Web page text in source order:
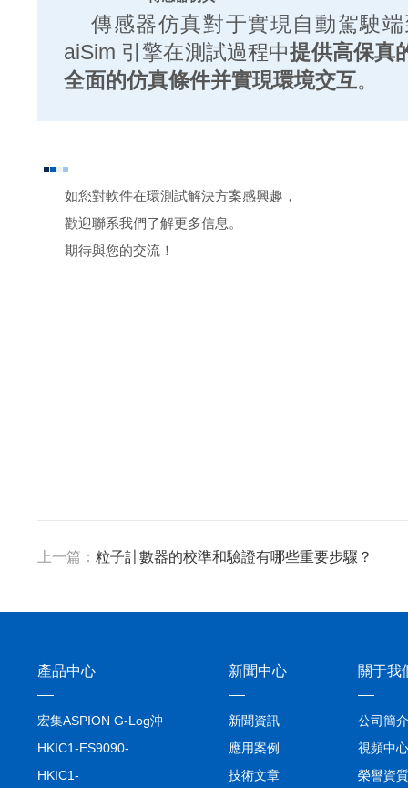
傳感器仿真對于實現自動駕駛
aiSim 引擎在測試過程中提供高保真
全面的仿真條件并實現環境交互。
如您對軟件在環測試解決方案感興趣，
歡迎聯系我們了解更多信息。
期待與您的交流！
上一篇： 粒子計數器的校準和驗證有哪些重要步驟？
產品中心
宏集ASPION G-Log沖
擊記錄儀
HKIC1-ES9090-
setA100/1000base-T1
HKIC1-
新聞中心
新聞資訊
應用案例
技術文章
關于我
公司簡介
視頻中心
榮譽資質